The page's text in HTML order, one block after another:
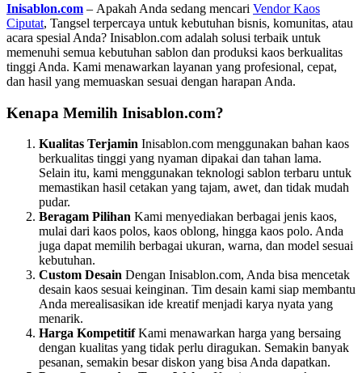
Inisablon.com – Apakah Anda sedang mencari Vendor Kaos
Ciputat, Tangsel terpercaya untuk kebutuhan bisnis, komunitas, atau
acara spesial Anda? Inisablon.com adalah solusi terbaik untuk
memenuhi semua kebutuhan sablon dan produksi kaos berkualitas
tinggi Anda. Kami menawarkan layanan yang profesional, cepat,
dan hasil yang memuaskan sesuai dengan harapan Anda.
Kenapa Memilih Inisablon.com?
Kualitas Terjamin Inisablon.com menggunakan bahan kaos
berkualitas tinggi yang nyaman dipakai dan tahan lama.
Selain itu, kami menggunakan teknologi sablon terbaru untuk
memastikan hasil cetakan yang tajam, awet, dan tidak mudah
pudar.
Beragam Pilihan Kami menyediakan berbagai jenis kaos,
mulai dari kaos polos, kaos oblong, hingga kaos polo. Anda
juga dapat memilih berbagai ukuran, warna, dan model sesuai
kebutuhan.
Custom Desain Dengan Inisablon.com, Anda bisa mencetak
desain kaos sesuai keinginan. Tim desain kami siap membantu
Anda merealisasikan ide kreatif menjadi karya nyata yang
menarik.
Harga KompetitifKami menawarkan harga yang bersaing
dengan kualitas yang tidak perlu diragukan. Semakin banyak
pesanan, semakin besar diskon yang bisa Anda dapatkan.